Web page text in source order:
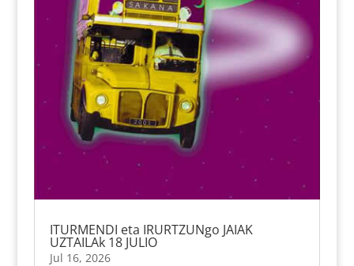
ITURMENDI eta IRURTZUNgo JAIAK
UZTAILAk 18 JULIO
Jul 16, 2026